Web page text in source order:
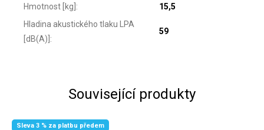
Hmotnost [kg]:
15,5
Hladina akustického tlaku LPA
[dB(A)]:
59
Související produkty
Sleva 3 % za platbu předem